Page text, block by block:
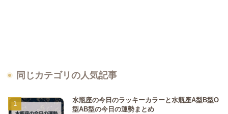
同じカテゴリの人気記事
水瓶座の今日のラッキーカラーと水瓶座A型B型O
型AB型の今日の運勢まとめ